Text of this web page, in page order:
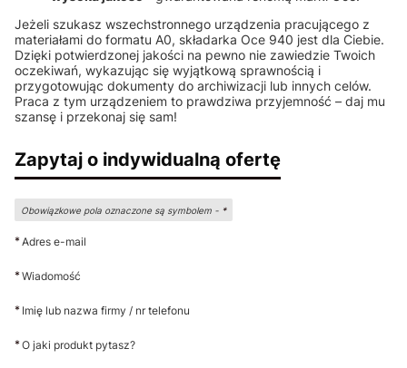
Jeżeli szukasz wszechstronnego urządzenia pracującego z
materiałami do formatu A0, składarka Oce 940 jest dla Ciebie.
Dzięki potwierdzonej jakości na pewno nie zawiedzie Twoich
oczekiwań, wykazując się wyjątkową sprawnością i
przygotowując dokumenty do archiwizacji lub innych celów.
Praca z tym urządzeniem to prawdziwa przyjemność – daj mu
szansę i przekonaj się sam!
Zapytaj o indywidualną ofertę
Obowiązkowe pola oznaczone są symbolem - *
*Adres e-mail
*Wiadomość
* Imię lub nazwa firmy / nr telefonu
*O jaki produkt pytasz?